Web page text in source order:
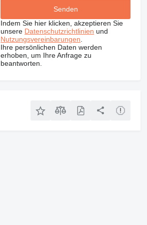
Indem Sie hier klicken, akzeptieren Sie
unsere Datenschutzrichtlinien und
Nutzungsvereinbarungen
Ihre persönlichen Daten werden
erhoben, um Ihre Anfrage zu
beantworten.